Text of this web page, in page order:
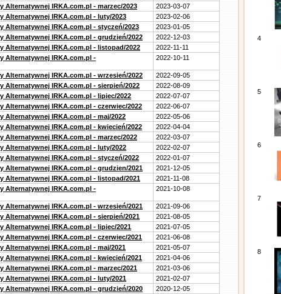
IRKA.com.pl - marzec/2023
2023-03-07
IRKA.com.pl - luty/2023
2023-02-06
IRKA.com.pl - styczeń/2023
2023-01-05
IRKA.com.pl - grudzień/2022
2022-12-03
IRKA.com.pl - listopad/2022
2022-11-11
Alternatywnej IRKA.com.pl -
2022-10-11
IRKA.com.pl - wrzesień/2022
2022-09-05
IRKA.com.pl - sierpień/2022
2022-08-09
IRKA.com.pl - lipiec/2022
2022-07-07
IRKA.com.pl - czerwiec/2022
2022-06-07
IRKA.com.pl - maj/2022
2022-05-06
IRKA.com.pl - kwiecień/2022
2022-04-04
IRKA.com.pl - marzec/2022
2022-03-07
IRKA.com.pl - luty/2022
2022-02-07
IRKA.com.pl - styczeń/2022
2022-01-07
IRKA.com.pl - grudzien/2021
2021-12-05
IRKA.com.pl - listopad/2021
2021-11-08
Alternatywnej IRKA.com.pl -
2021-10-08
IRKA.com.pl - wrzesień/2021
2021-09-06
IRKA.com.pl - sierpień/2021
2021-08-05
IRKA.com.pl - lipiec/2021
2021-07-05
IRKA.com.pl - czerwiec/2021
2021-06-08
IRKA.com.pl - maj/2021
2021-05-07
IRKA.com.pl - kwiecień/2021
2021-04-06
IRKA.com.pl - marzec/2021
2021-03-06
IRKA.com.pl - luty/2021
2021-02-07
IRKA.com.pl - grudzień/2020
2020-12-05
4
5
6
7
8